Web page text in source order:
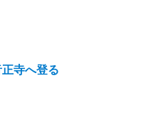
寺へ登る